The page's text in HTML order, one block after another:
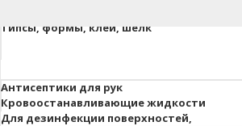
Типсы, формы, клей, шелк
Антисептики для рук
Кровоостанавливающие жидкости
Для дезинфекции поверхностей,